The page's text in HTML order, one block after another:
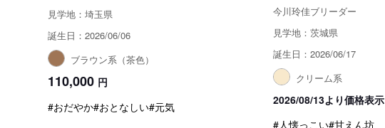
見学地：埼玉県
誕生日：2026/06/06
ブラウン系（茶色）
110,000 円
#おだやか#おとなしい#元気
今川玲佳ブリーダー
見学地：茨城県
誕生日：2026/06/17
クリーム系
2026/08/13より価格表示
#人懐っこい#甘えん坊